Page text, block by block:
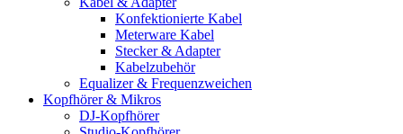
Konfektionierte Kabel
Meterware Kabel
Stecker & Adapter
Kabelzubehör
Equalizer & Frequenzweichen
Kopfhörer & Mikros
DJ-Kopfhörer